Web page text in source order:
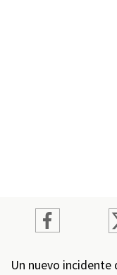
Un nuevo incidente